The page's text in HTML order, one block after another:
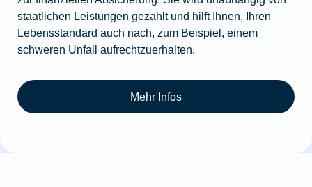
staatlichen Leistungen gezahlt und hilft Ihnen, Ihren
Lebensstandard auch nach, zum Beispiel, einem
schweren Unfall aufrechtzuerhalten.
Mehr Infos